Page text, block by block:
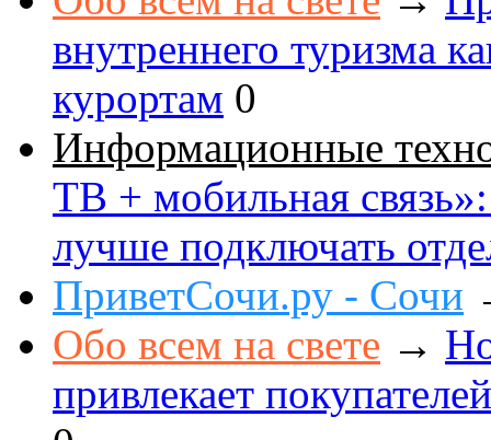
внутреннего туризма
курортам 0
Информационные
ТВ + мобильная
лучше подключать
ПриветСочи.ру - Сочи
Обо всем на свете →
привлекает